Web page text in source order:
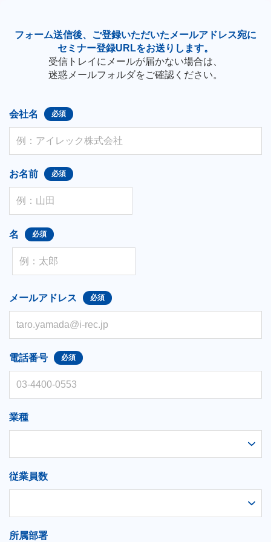
フォーム送信後、ご登録いただいたメールアドレス宛に
セミナー登録URLをお送りします。
受信トレイにメールが届かない場合は、
迷惑メールフォルダをご確認ください。
会社名
お名前
名
メールアドレス
電話番号
業種
従業員数
所属部署